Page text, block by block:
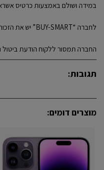
במידה ושולם באמצעות כרטיס אשראי (3 אחוזים כולל
לחברה “BUY-SMART” יש את הזכות לתבוע את הלקוח על ירידת ערך במוצר.
החברה תמסור ללקוח הודעת
תגובות:
מוצרים דומים: